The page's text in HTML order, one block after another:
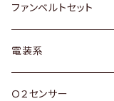
スバル
日野
マツダ
三菱
スバル
マツダ
ダイハツ
マツダ
三菱
スズキ
日産
ダイハツ
トヨタ
スズキ
ダイハツ
ファンベルトセット
トヨタ
ホンダ
電装系
Ｏ２センサー